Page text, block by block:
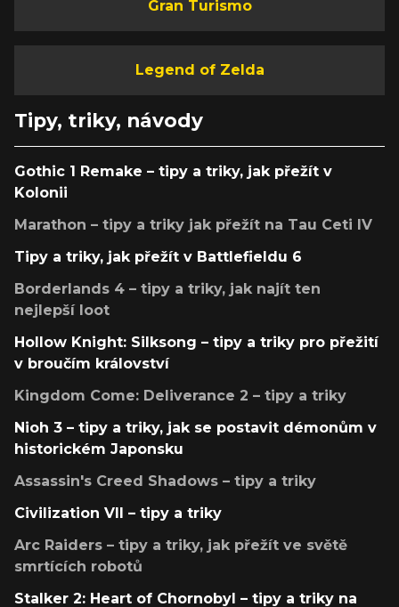
Gran Turismo
Legend of Zelda
Tipy, triky, návody
Gothic 1 Remake – tipy a triky, jak přežít v
Kolonii
Marathon – tipy a triky jak přežít na Tau Ceti IV
Tipy a triky, jak přežít v Battlefieldu 6
Borderlands 4 – tipy a triky, jak najít ten
nejlepší loot
Hollow Knight: Silksong – tipy a triky pro přežití
v broučím království
Kingdom Come: Deliverance 2 – tipy a triky
Nioh 3 – tipy a triky, jak se postavit démonům v
historickém Japonsku
Assassin's Creed Shadows – tipy a triky
Civilization VII – tipy a triky
Arc Raiders – tipy a triky, jak přežít ve světě
smrtících robotů
Stalker 2: Heart of Chornobyl – tipy a triky na